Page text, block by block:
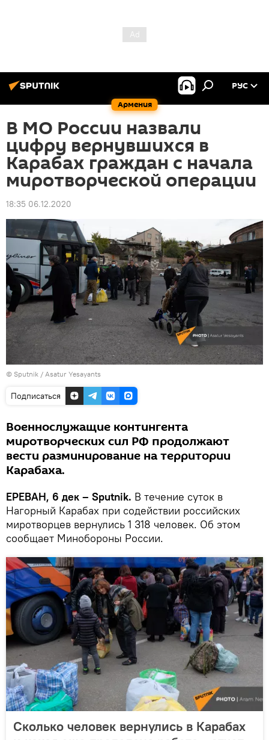
Армения
РУС
В МО России назвали
цифру вернувшихся в
Карабах граждан с начала
миротворческой операции
18:35 06.12.2020
© Sputnik / Asatur Yesayants
Подписаться
Военнослужащие контингента
миротворческих сил РФ продолжают
вести разминирование на территории
Карабаха.
ЕРЕВАН, 6 дек – Sputnik. В течение суток в
Нагорный Карабах при содействии российских
миротворцев вернулись 1 318 человек. Об этом
сообщает Минобороны России.
Сколько человек вернулись в Карабах